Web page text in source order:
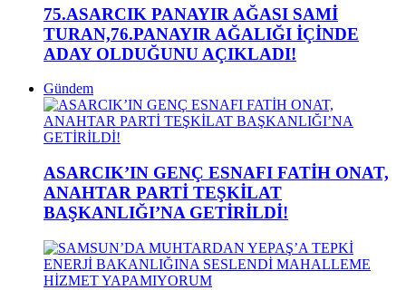
75.ASARCIK PANAYIR AĞASI SAMİ
TURAN,76.PANAYIR AĞALIĞI İÇİNDE
ADAY OLDUĞUNU AÇIKLADI!
Gündem
ASARCIK’IN GENÇ ESNAFI FATİH ONAT,
ANAHTAR PARTİ TEŞKİLAT
BAŞKANLIĞI’NA GETİRİLDİ!